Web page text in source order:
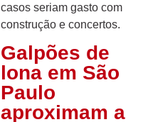
casos seriam gasto com
construção e concertos.
Galpões de
lona em São
Paulo
aproximam a